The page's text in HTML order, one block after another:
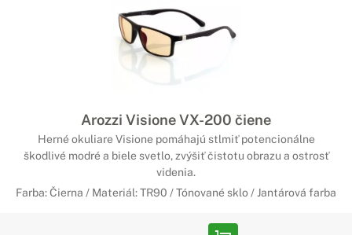
Arozzi Visione VX-200 čiene
Herné okuliare Visione pomáhajú stlmiť potencionálne
škodlivé modré a biele svetlo, zvýšiť čistotu obrazu a ostrosť
videnia.
Farba: Čierna / Materiál: TR90 / Tónované sklo / Jantárová farba